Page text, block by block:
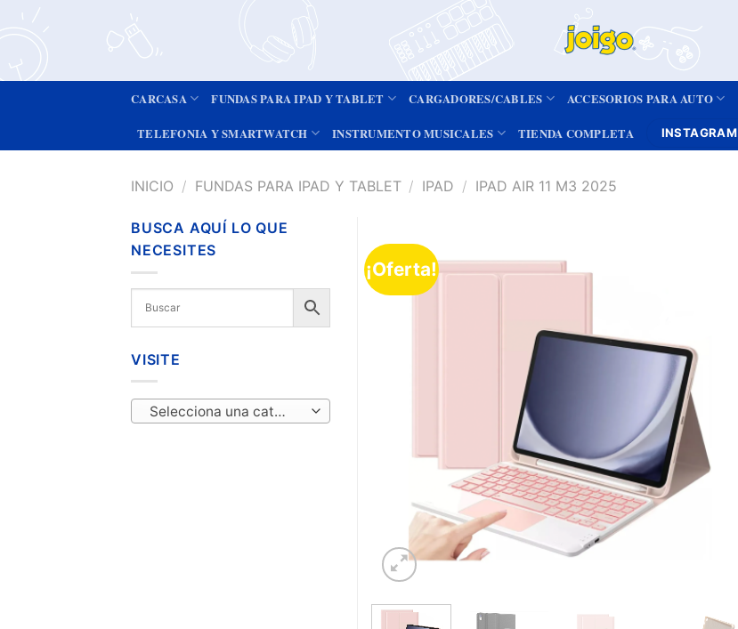
CARCASA FUNDAS PARA IPAD Y TABLET CARGADORES/CABLES ACCESORIOS PARA AUTO
TELEFONIA Y SMARTWATCH INSTRUMENTO MUSICALES TIENDA COMPLETA INSTAGRAM
INICIO / FUNDAS PARA IPAD Y TABLET / IPAD / IPAD AIR 11 M3 2025
¡Oferta!
BUSCA AQUÍ LO QUE
NECESITES
VISITE
Selecciona una categoría